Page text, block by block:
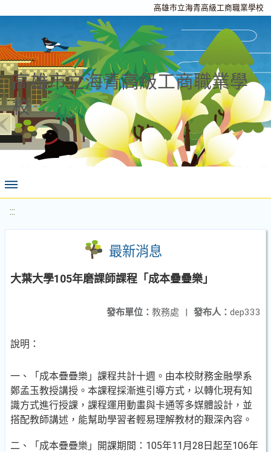
高雄市立海青高級工商職業學校
高雄市立海青高級工商職業學
校
:::
最新消息
大葉大學105年磨課師課程「成本疊疊樂」
發布人： dep333
發布單位： 教務處 |
說明：
一、「成本疊疊樂」課程共計十週。由本校財務金融學系
鄭孟玉教授講授。本課程採漸進引導方式，以轉化現有知
識方式進行授課，課程運用動畫與卡通等多媒體設計，並
搭配教師講述，能幫助學習者輕易理解教材的艱深內容。
二、「成本疊疊樂」開課期間：105年11月28日起至106年